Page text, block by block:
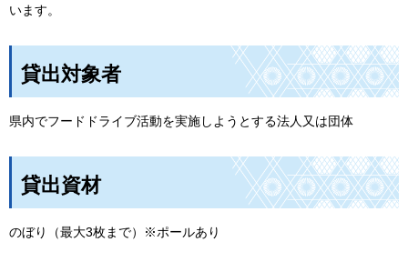
います。
貸出対象者
県内でフードドライブ活動を実施しようとする法人又は団体
貸出資材
のぼり（最大3枚まで）※ポールあり